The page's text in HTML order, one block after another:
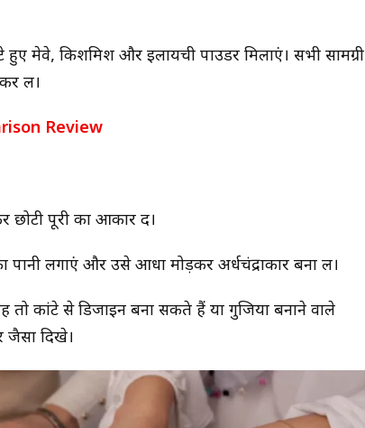
मेवे, किशमिश और इलायची पाउडर मिलाएं। सभी सामग्री
लें।
Review
छोटी पूरी का आकार दें।
लगाएं और उसे आधा मोड़कर अर्धचंद्राकार बना लें।
कांटे से डिजाइन बना सकते हैं या गुजिया बनाने वाले
दिखे।